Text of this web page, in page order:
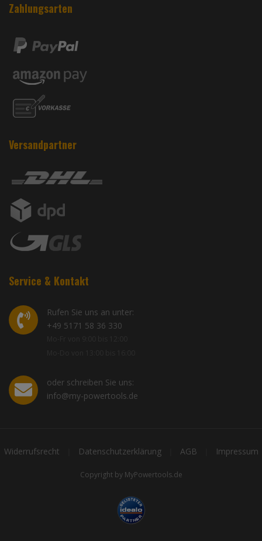
Zahlungsarten
Versandpartner
Service & Kontakt
Rufen Sie uns an unter:
+49 5171 58 36 330
oder schreiben Sie uns:
info@my-powertools.de
Widerrufsrecht Datenschutzerklärung AGB Impressum
Copyright by MyPowertools.de